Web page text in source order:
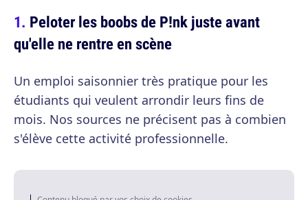
Peloter les boobs de P!nk juste avant
qu'elle ne rentre en scène
Un emploi saisonnier très pratique pour les
étudiants qui veulent arrondir leurs fins de
mois. Nos sources ne précisent pas à combien
s'élève cette activité professionnelle.